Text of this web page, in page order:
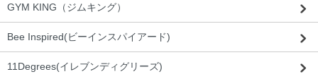
GYM KING（ジムキング）
Bee Inspired(ビーインスパイアード)
11Degrees(イレブンディグリーズ)